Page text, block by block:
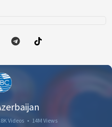
Videos • 14M Views